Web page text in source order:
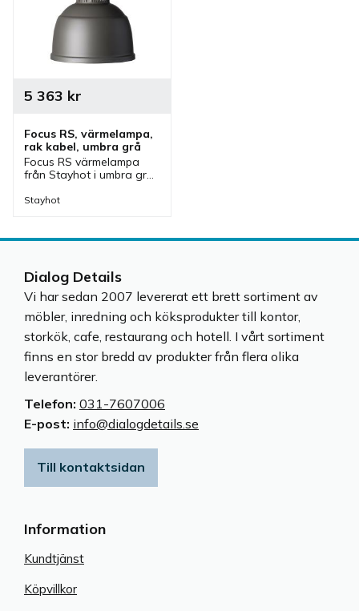
Focus RS, värmelampa,
rak kabel, umbra grå
Focus RS värmelampa
från Stayhot i umbra grå
Värmelampa med fast
5 363 kr
Stayhot
Information
Kundtjänst
Köpvillkor
Dialog Details
Vi har sedan 2007 levererat ett brett sortiment av
möbler, inredning och köksprodukter till kontor,
storkök, cafe, restaurang och hotell. I vårt sortiment
finns en stor bredd av produkter från flera olika
leverantörer.
Telefon: 031-7607006
E-post: info@dialogdetails.se
Till kontaktsidan